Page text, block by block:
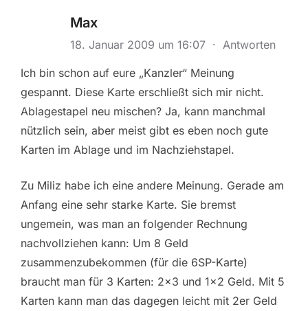
Max
18. Januar 2009 um 16:07 · Antworten
Ich bin schon auf eure „Kanzler“ Meinung
gespannt. Diese Karte erschließt sich mir nicht.
Ablagestapel neu mischen? Ja, kann manchmal
nützlich sein, aber meist gibt es eben noch gute
Karten im Ablage und im Nachziehstapel.
Zu Miliz habe ich eine andere Meinung. Gerade am
Anfang eine sehr starke Karte. Sie bremst
ungemein, was man an folgender Rechnung
nachvollziehen kann: Um 8 Geld
zusammenzubekommen (für die 6SP-Karte)
braucht man für 3 Karten: 2×3 und 1×2 Geld. Mit 5
Karten kann man das dagegen leicht mit 2er Geld